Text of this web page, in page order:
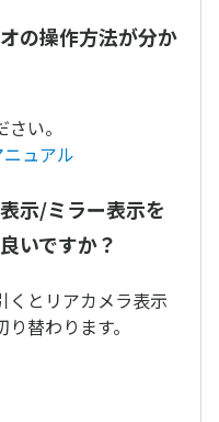
の操作方法が分か
い。
ュアル
示/ミラー表示を
いですか？
くとリアカメラ表示
替わります。